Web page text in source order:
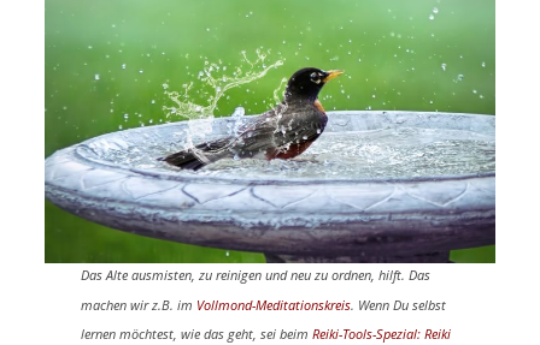
Das Alte ausmisten, zu reinigen und neu zu ordnen, hilft. Das
machen wir z.B. im Vollmond-Meditationskreis. Wenn Du selbst
lernen möchtest, wie das geht, sei beim Reiki-Tools-Spezial: Reiki